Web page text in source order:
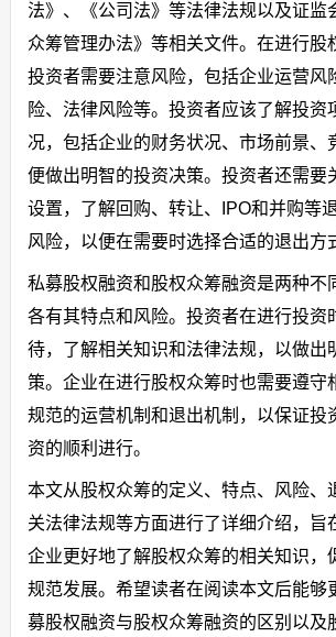
法》、《公司法》等法律法规以及证监
众筹管理办法》等相关文件。在进行股
投资者需要注意风险，包括企业运营风
险、法律风险等。投资者应该了解投资
况，包括企业的财务状况、市场前景、
便做出明智的投资决策。投资者还需要
设置，了解回购、转让、IPO和并购等
风险，以便在需要时选择合适的退出方
私募股权融资和股权众筹融资是两种不
各有其特点和风险。投资者在进行投资
待，了解相关知识和法律法规，以做出
策。企业在进行股权众筹时也需要遵守
规范的运营机制和退出机制，以保证投
资的顺利进行。
本文从股权众筹的定义、特点、风险、
关法律法规等方面进行了详细介绍，旨
企业更好地了解股权众筹的相关知识，
规范发展。希望读者在阅读本文后能够
募股权融资与股权众筹融资的区别以及